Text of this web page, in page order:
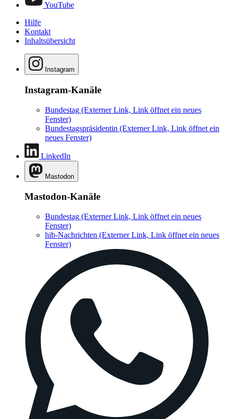
YouTube
Hilfe
Kontakt
Inhaltsübersicht
Instagram
Instagram-Kanäle
Bundestag (Externer Link, Link öffnet ein neues
Fenster)
Bundestagspräsidentin (Externer Link, Link öffnet ein
neues Fenster)
LinkedIn
Mastodon
Mastodon-Kanäle
Bundestag (Externer Link, Link öffnet ein neues
Fenster)
hib-Nachrichten (Externer Link, Link öffnet ein neues
Fenster)